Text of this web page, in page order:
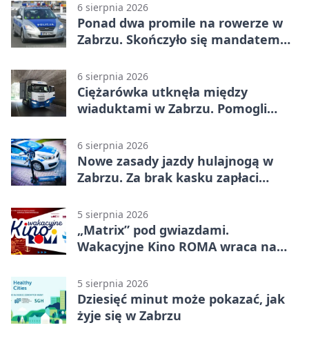
6 sierpnia 2026
Ponad dwa promile na rowerze w
Zabrzu. Skończyło się mandatem
6 sierpnia 2026
Ciężarówka utknęła między
wiaduktami w Zabrzu. Pomogli
6 sierpnia 2026
Nowe zasady jazdy hulajnogą w
Zabrzu. Za brak kasku zapłaci
5 sierpnia 2026
„Matrix” pod gwiazdami.
Wakacyjne Kino ROMA wraca na
5 sierpnia 2026
Dziesięć minut może pokazać, jak
żyje się w Zabrzu